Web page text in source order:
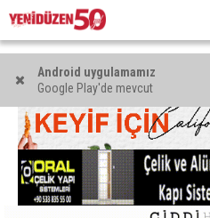
Android uygulamamız
Google Play'de mevcut